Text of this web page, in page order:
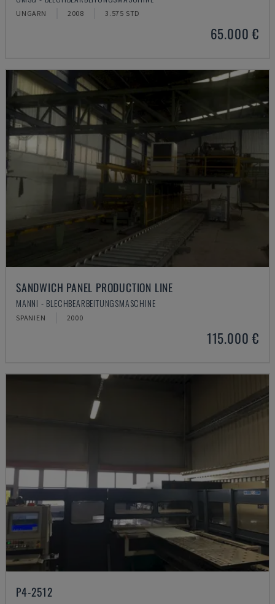
UNGARN 2008 3.575 STD
65.000 €
SANDWICH PANEL PRODUCTION LINE
MANNI - BLECHBEARBEITUNGSMASCHINE
SPANIEN 2000
115.000 €
P4-2512